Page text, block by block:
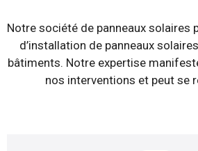
Notre société de panneaux solaires
d’installation de panneaux
bâtiments. Notre expertise
nos interventions et peut se